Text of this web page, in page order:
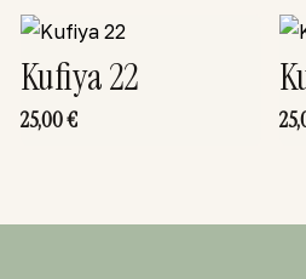
Kufiya 22
25,00€